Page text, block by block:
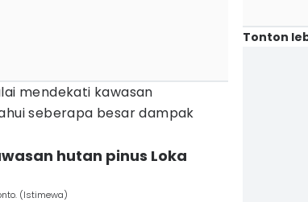
mendekati kawasan
seberapa besar dampak
hutan pinus Loka
(Istimewa)
Tonton